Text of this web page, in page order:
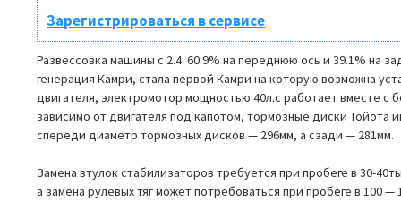
Зарегистрироваться в сервисе
Развессовка машины с 2.4: 60.9% на переднюю ось и 39.1% на
генерация Камри, стала первой Камри на которую возможна
двигателя, электромотор мощностью 40л.с работает вместе с
зависимо от двигателя под капотом, тормозные диски
спереди диаметр тормозных дисков — 296мм, а сзади — 281мм.
Замена втулок стабилизаторов требуется при пробеге в 30-
а замена рулевых тяг может потребоваться при пробеге в 100 —